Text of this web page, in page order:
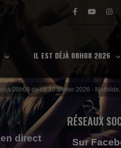
IL EST DÉJÀ 08H08 2026
déjà 08h08 de ce 20 février 2026 -
direct
RÉSEAUX
Sur